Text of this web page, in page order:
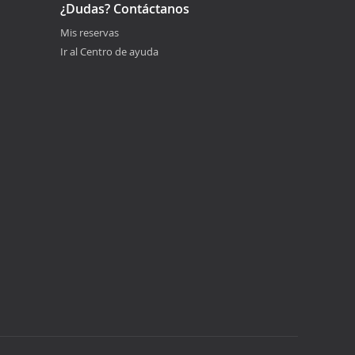
¿Dudas? Contáctanos
Mis reservas
Ir al Centro de ayuda